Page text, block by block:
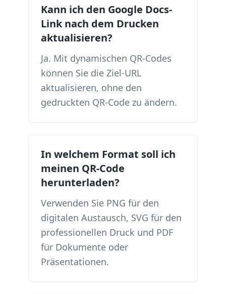
Kann ich den Google Docs-
Link nach dem Drucken
aktualisieren?
Ja. Mit dynamischen QR-Codes
können Sie die Ziel-URL
aktualisieren, ohne den
gedruckten QR-Code zu ändern.
In welchem ​​Format soll ich
meinen QR-Code
herunterladen?
Verwenden Sie PNG für den
digitalen Austausch, SVG für den
professionellen Druck und PDF
für Dokumente oder
Präsentationen.